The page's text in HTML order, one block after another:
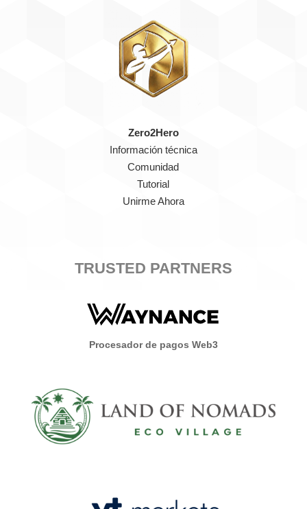
Zero2Hero
Información técnica
Comunidad
Tutorial
Unirme Ahora
TRUSTED PARTNERS
Procesador de pagos Web3